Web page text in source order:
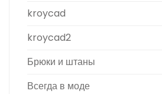
kroycad
kroycad2
Брюки и штаны
Всегда в моде